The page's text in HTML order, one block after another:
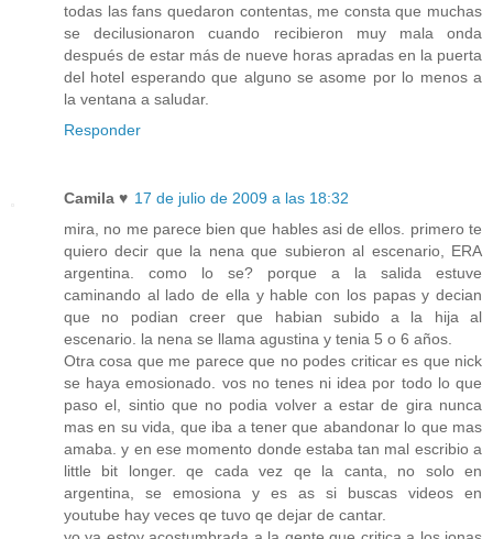
todas las fans quedaron contentas, me consta que muchas
se decilusionaron cuando recibieron muy mala onda
después de estar más de nueve horas apradas en la puerta
del hotel esperando que alguno se asome por lo menos a
la ventana a saludar.
Responder
Camila ♥ 17 de julio de 2009 a las 18:32
mira, no me parece bien que hables asi de ellos. primero te
quiero decir que la nena que subieron al escenario, ERA
argentina. como lo se? porque a la salida estuve
caminando al lado de ella y hable con los papas y decian
que no podian creer que habian subido a la hija al
escenario. la nena se llama agustina y tenia 5 o 6 años.
Otra cosa que me parece que no podes criticar es que nick
se haya emosionado. vos no tenes ni idea por todo lo que
paso el, sintio que no podia volver a estar de gira nunca
mas en su vida, que iba a tener que abandonar lo que mas
amaba. y en ese momento donde estaba tan mal escribio a
little bit longer. qe cada vez qe la canta, no solo en
argentina, se emosiona y es as si buscas videos en
youtube hay veces qe tuvo qe dejar de cantar.